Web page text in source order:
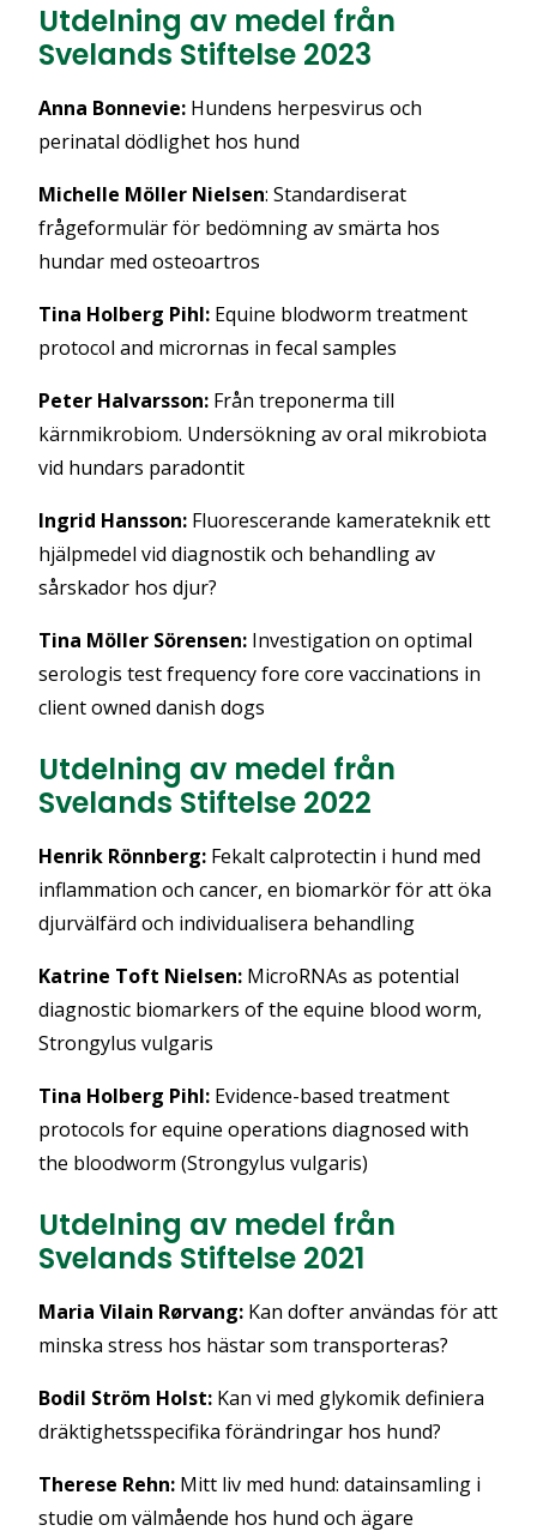
Utdelning av medel från
Svelands Stiftelse 2023
Anna Bonnevie: Hundens herpesvirus och
perinatal dödlighet hos hund
Michelle Möller Nielsen: Standardiserat
frågeformulär för bedömning av smärta hos
hundar med osteoartros
Tina Holberg Pihl: Equine blodworm treatment
protocol and micrornas in fecal samples
Peter Halvarsson: Från treponerma till
kärnmikrobiom. Undersökning av oral mikrobiota
vid hundars paradontit
Ingrid Hansson: Fluorescerande kamerateknik ett
hjälpmedel vid diagnostik och behandling av
sårskador hos djur?
Tina Möller Sörensen: Investigation on optimal
serologis test frequency fore core vaccinations in
client owned danish dogs
Utdelning av medel från
Svelands Stiftelse 2022
Henrik Rönnberg: Fekalt calprotectin i hund med
inflammation och cancer, en biomarkör för att öka
djurvälfärd och individualisera behandling
Katrine Toft Nielsen: MicroRNAs as potential
diagnostic biomarkers of the equine blood worm,
Strongylus vulgaris
Tina Holberg Pihl: Evidence-based treatment
protocols for equine operations diagnosed with
the bloodworm (Strongylus vulgaris)
Utdelning av medel från
Svelands Stiftelse 2021
Maria Vilain Rørvang: Kan dofter användas för att
minska stress hos hästar som transporteras?
Bodil Ström Holst: Kan vi med glykomik definiera
dräktighetsspecifika förändringar hos hund?
Therese Rehn: Mitt liv med hund: datainsamling i
studie om välmående hos hund och ägare